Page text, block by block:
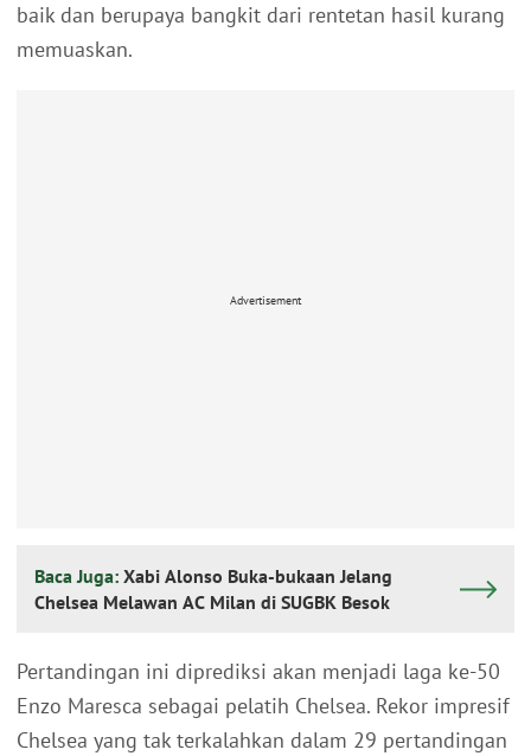
baik dan berupaya bangkit dari rentetan hasil kurang
memuaskan.
Advertisement
Baca Juga: Xabi Alonso Buka-bukaan Jelang
Chelsea Melawan AC Milan di SUGBK Besok
Pertandingan ini diprediksi akan menjadi laga ke-50
Enzo Maresca sebagai pelatih Chelsea. Rekor impresif
Chelsea yang tak terkalahkan dalam 29 pertandingan